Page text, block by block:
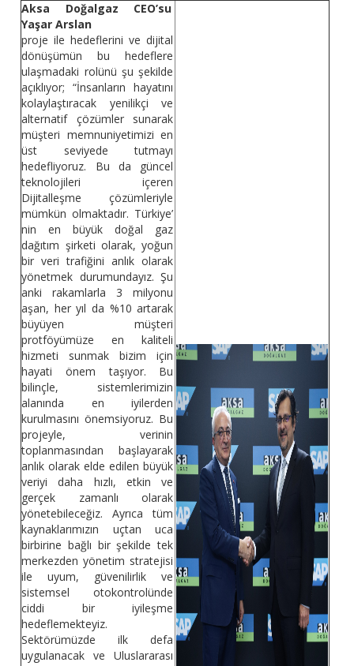
Aksa Doğalgaz CEO’su
Yaşar Arslan
proje ile hedeflerini ve dijital
dönüşümün bu hedeflere
ulaşmadaki rolünü şu şekilde
açıklıyor; “İnsanların hayatını
kolaylaştıracak yenilikçi ve
alternatif çözümler sunarak
müşteri memnuniyetimizi en
üst seviyede tutmayı
hedefliyoruz. Bu da güncel
teknolojileri içeren
Dijitalleşme çözümleriyle
mümkün olmaktadır. Türkiye’
nin en büyük doğal gaz
dağıtım şirketi olarak, yoğun
bir veri trafiğini anlık olarak
yönetmek durumundayız. Şu
anki rakamlarla 3 milyonu
aşan, her yıl da %10 artarak
büyüyen müşteri
protföyümüze en kaliteli
hizmeti sunmak bizim için
hayati önem taşıyor. Bu
bilinçle, sistemlerimizin
alanında en iyilerden
kurulmasını önemsiyoruz. Bu
projeyle, verinin
toplanmasından başlayarak
anlık olarak elde edilen büyük
veriyi daha hızlı, etkin ve
gerçek zamanlı olarak
yönetebileceğiz. Ayrıca tüm
kaynaklarımızın uçtan uca
birbirine bağlı bir şekilde tek
merkezden yönetim stratejisi
ile uyum, güvenilirlik ve
sistemsel otokontrolünde
ciddi bir iyileşme
hedeflemekteyiz.
Sektörümüzde ilk defa
uygulanacak ve Uluslararası